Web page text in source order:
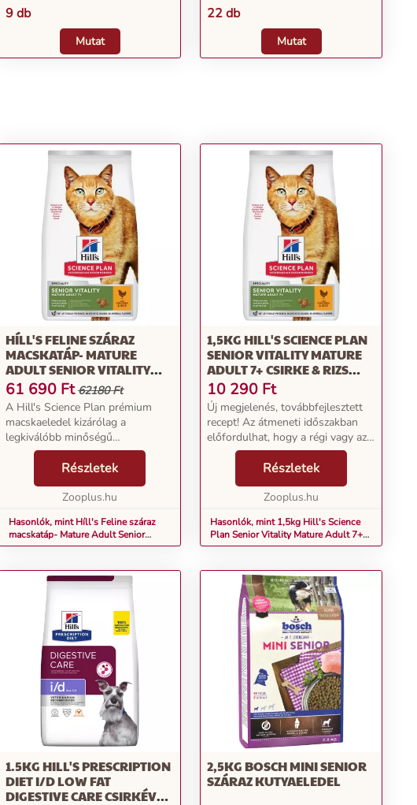
9 db
Mutat
22 db
Mutat
HÍLL'S FELINE SZÁRAZ
MACSKATÁP- MATURE
ADULT SENIOR VITALITY
CSIRKE & RIZS 2 X 7 KG)
61 690 Ft 62180 Ft
A Hill's Science Plan prémium
macskaeledel kizárólag a
legkiválóbb minőségű
összetevőkből készül, magas hús-
nyershamutartalommal. A Hill's
Science macskaeledel
Részletek
Zooplus.hu
Hasonlók, mint Híll's Feline száraz
macskatáp- Mature Adult Senior
Vitality csirke & rizs 2 x 7 kg)
1,5KG HILL'S SCIENCE PLAN
SENIOR VITALITY MATURE
ADULT 7+ CSIRKE & RIZS
SZÁRAZ MACSKATÁP
10 290 Ft
Új megjelenés, továbbfejlesztett
recept! Az átmeneti időszakban
előfordulhat, hogy a régi vagy az
új dizájnnal ellátott termékeket
kap. Szeretne idősebb cicájának is
optimális táplálékot biztosítani? ...
Részletek
Zooplus.hu
Hasonlók, mint 1,5kg Hill's Science
Plan Senior Vitality Mature Adult 7+
csirke & rizs száraz macskatáp
1.5KG HILL'S PRESCRIPTION
DIET I/D LOW FAT
DIGESTIVE CARE CSIRKÉVEL
2,5KG BOSCH MINI SENIOR
SZÁRAZ KUTYAELEDEL